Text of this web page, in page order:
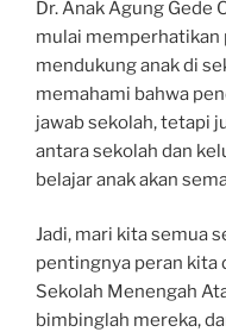
Dr. Anak Agung Gede
mulai memperhatikan
mendukung anak di
memahami bahwa
jawab sekolah, tetapi
antara sekolah dan
belajar anak akan
Jadi, mari kita semua
pentingnya peran kita
Sekolah Menengah
bimbinglah mereka,